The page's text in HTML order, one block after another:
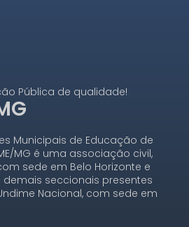
Pública de qualidade!
Municipais de Educação de
MG é uma associação civil,
sede em Belo Horizonte e
demais seccionais presentes
Nacional, com sede em